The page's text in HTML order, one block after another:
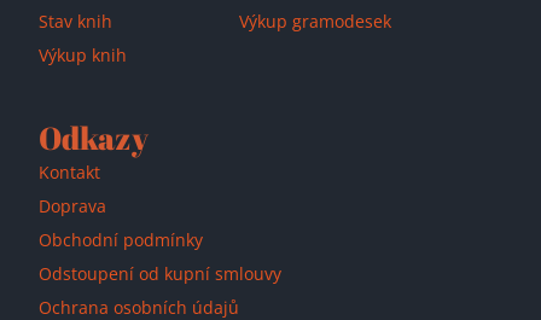
Stav knih
Výkup knih
Výkup gramodesek
Odkazy
Kontakt
Doprava
Obchodní podmínky
Odstoupení od kupní smlouvy
Ochrana osobních údajů